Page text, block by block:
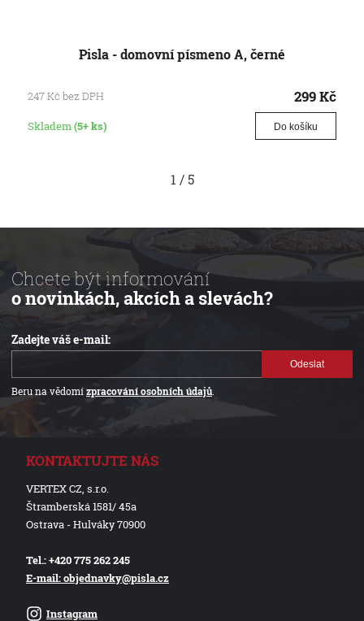
Pisla - domovní písmeno A, černé
247Kč bez DPH 299Kč
Skladem (5+ ks) Do košíku
1 /5
Chcete být informování
o novinkách, akcích a slevách?
Zadejte váš e-mail:
Odeslat
Beru na vědomízpracování osobních údajů.
KONTAKTUJTE NÁS
VERTEX CZ, s.r.o.
Štramberská 1581/ 45a
Ostrava - Hulváky 70900
Tel.: +420 775 262 245
E-mail: objednavky@pisla.cz
Instagram